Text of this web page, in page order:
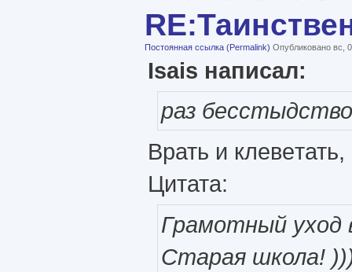
Постоянная ссылка (Permalink) Опубликовано вс,
Isais написал:
раз
Врать и
Цитата:
Грамотный уход
Старая школа!